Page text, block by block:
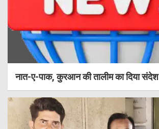
नात-ए-पाक, कुरआन की तालीम का दिया संदेश